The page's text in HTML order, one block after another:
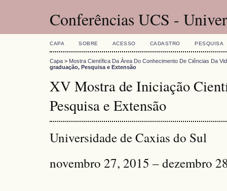
Conferências UCS -
CAPA SOBRE ACESSO CADASTRO PESQUISA
Capa > Mostra Científica Da Área Do Conhecimento De Ciências Da
graduação, Pesquisa e Extensão
XV Mostra de Iniciação
Pesquisa e Extensão
Universidade de Caxias do Sul
novembro 27, 2015 – dezembro